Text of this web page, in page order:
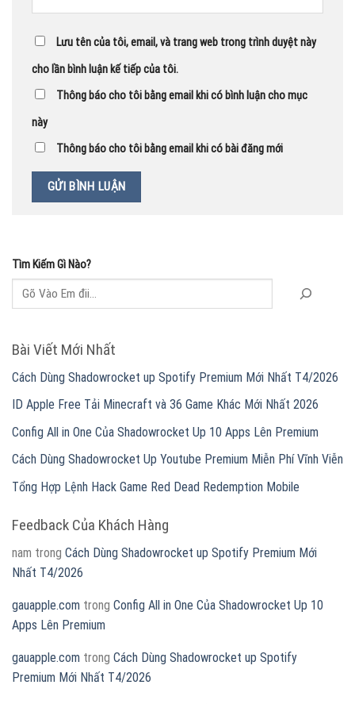
Lưu tên của tôi, email, và trang web trong trình duyệt này
cho lần bình luận kế tiếp của tôi.
Thông báo cho tôi bằng email khi có bình luận cho mục
này
Thông báo cho tôi bằng email khi có bài đăng mới
Tìm Kiếm Gì Nào?
Bài Viết Mới Nhất
Cách Dùng Shadowrocket up Spotify Premium Mới Nhất T4/2026
ID Apple Free Tải Minecraft và 36 Game Khác Mới Nhất 2026
Config All in One Của Shadowrocket Up 10 Apps Lên Premium
Cách Dùng Shadowrocket Up Youtube Premium Miễn Phí Vĩnh Viễn
Tổng Hợp Lệnh Hack Game Red Dead Redemption Mobile
Feedback Của Khách Hàng
nam trong Cách Dùng Shadowrocket up Spotify Premium Mới
Nhất T4/2026
gauapple.com trong Config All in One Của Shadowrocket Up 10
Apps Lên Premium
gauapple.com trong Cách Dùng Shadowrocket up Spotify
Premium Mới Nhất T4/2026